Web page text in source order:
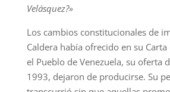
Velásquez?»
Los cambios constitucionales de
Caldera había ofrecido en su
el Pueblo de Venezuela, su oferta
1993, dejaron de producirse. Su